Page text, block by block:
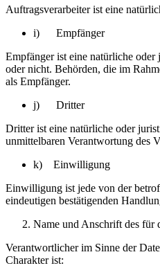
Auftragsverarbeiter ist eine
i) Empfänger
Empfänger ist eine natürliche
oder nicht. Behörden, die im
als Empfänger.
j) Dritter
Dritter ist eine natürliche oder
unmittelbaren Verantwortung des
k) Einwilligung
Einwilligung ist jede von der
eindeutigen bestätigenden
Name und Anschrift des für
Verantwortlicher im Sinne der
Charakter ist: